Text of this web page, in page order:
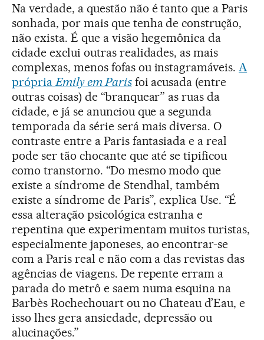
Na verdade, a questão não é tanto que a Paris
sonhada, por mais que tenha de construção,
não exista. É que a visão hegemônica da
cidade exclui outras realidades, as mais
complexas, menos fofas ou instagramáveis. A
própria Emily em Parisfoi acusada (entre
outras coisas) de “branquear” as ruas da
cidade, e já se anunciou que a segunda
temporada da série será mais diversa. O
contraste entre a Paris fantasiada e a real
pode ser tão chocante que até se tipificou
como transtorno. “Do mesmo modo que
existe a síndrome de Stendhal, também
existe a síndrome de Paris”, explica Use. “É
essa alteração psicológica estranha e
repentina que experimentam muitos turistas,
especialmente japoneses, ao encontrar-se
com a Paris real e não com a das revistas das
agências de viagens. De repente erram a
parada do metrô e saem numa esquina na
Barbès Rochechouart ou no Chateau d’Eau, e
isso lhes gera ansiedade, depressão ou
alucinações.”